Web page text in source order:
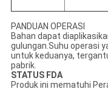
PANDUAN OPERASI
Bahan dapat
gulungan.Suhu operasi
untuk keduanya,
pabrik.
STATUS FDA
Produk ini mematuhi